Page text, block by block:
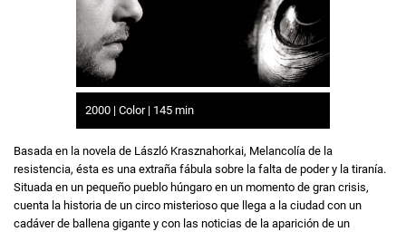
2000 | Color | 145 min
Basada en la novela de László Krasznahorkai, Melancolía de la
resistencia, ésta es una extraña fábula sobre la falta de poder y la tiranía.
Situada en un pequeño pueblo húngaro en un momento de gran crisis,
cuenta la historia de un circo misterioso que llega a la ciudad con un
cadáver de ballena gigante y con las noticias de la aparición de un